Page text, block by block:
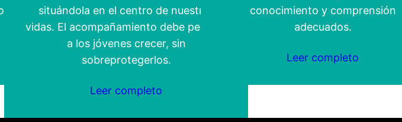
situándola en el centro de nuestras
vidas. El acompañamiento debe permitir
a los jóvenes crecer, sin
sobreprotegerlos.
Leer completo
conocimiento y comprensión
adecuados.
Leer completo